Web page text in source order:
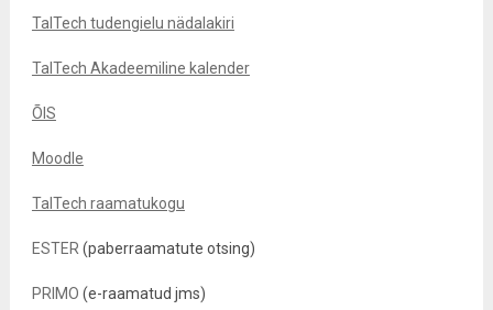
TalTech tudengielu nädalakiri
TalTech Akadeemiline kalender
ÕIS
Moodle
TalTech raamatukogu
ESTER (paberraamatute otsing)
PRIMO (e-raamatud jms)